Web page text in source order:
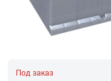
Под заказ